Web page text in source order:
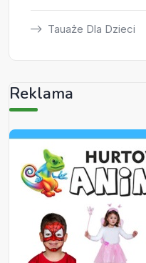
Tauaże Dla Dzieci
Reklama